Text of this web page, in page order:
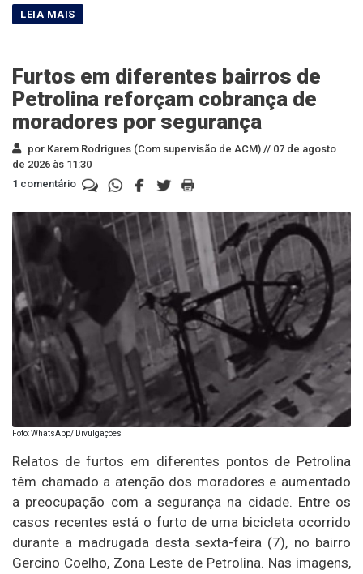
Furtos em diferentes bairros de
Petrolina reforçam cobrança de
moradores por segurança
por Karem Rodrigues (Com supervisão de ACM) // 07 de agosto
de 2026 às 11:30
1 comentário
Foto: WhatsApp/ Divulgações
Relatos de furtos em diferentes pontos de Petrolina
têm chamado a atenção dos moradores e aumentado
a preocupação com a segurança na cidade. Entre os
casos recentes está o furto de uma bicicleta ocorrido
durante a madrugada desta sexta-feira (7), no bairro
Gercino Coelho, Zona Leste de Petrolina. Nas imagens,